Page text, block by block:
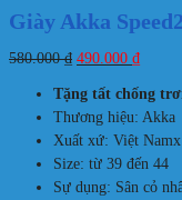
Giày Akka
580.000₫ Giá
là:
580.000 ₫.
490.000 ₫Giá
tại
là:
Tặng tất chống
Thương hiệu: Akka
Xuất xứ: Việt
Size: từ 39 đến 44
Sự dụng: Sân cỏ